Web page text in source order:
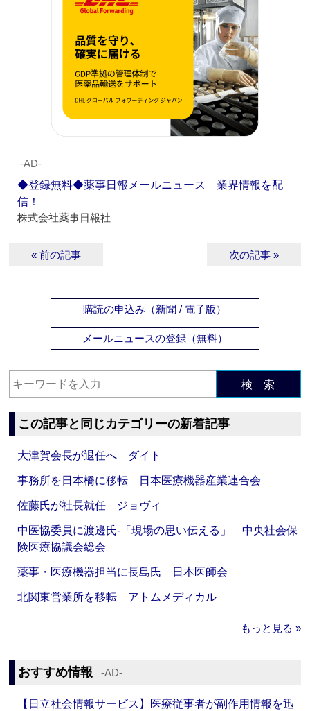
‐AD‐
◆登録無料◆薬事日報メールニュース 業界情報を配
信！
株式会社薬事日報社
« 前の記事 次の記事 »
購読の申込み（新聞 / 電子版）
メールニュースの登録（無料）
検 索
この記事と同じカテゴリーの新着記事
大津賀会長が退任へ ダイト
事務所を日本橋に移転 日本医療機器産業連合会
佐藤氏が社長就任 ジョヴィ
中医協委員に渡邊氏‐「現場の思い伝える」 中央社会保
険医療協議会総会
薬事・医療機器担当に長島氏 日本医師会
北関東営業所を移転 アトムメディカル
もっと見る »
おすすめ情報 ‐AD‐
【日立社会情報サービス】医療従事者が副作用情報を迅